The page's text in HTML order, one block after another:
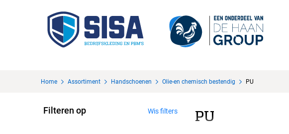
Home Assortiment Handschoenen Olie-en chemisch bestendig PU
Filteren op Wis filters PU